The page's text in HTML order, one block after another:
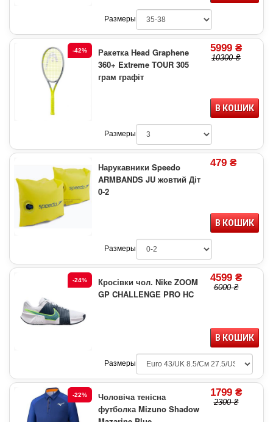
Размеры
-42%
Ракетка Head Graphene
360+ Extreme TOUR 305
грам графіт
5999 ₴
10300 ₴
В КОШИК
Размеры
Нарукавники Speedo
ARMBANDS JU жовтий Діт
0-2
479 ₴
В КОШИК
Размеры
-24%
Кросівки чол. Nike ZOOM
GP CHALLENGE PRO HC
4599 ₴
6000 ₴
В КОШИК
Размеры
-22%
Чоловіча тенісна
футболка Mizuno Shadow
1799 ₴
2300 ₴